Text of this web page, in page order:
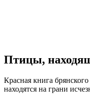
Птицы,
Красная книга
находятся на грани